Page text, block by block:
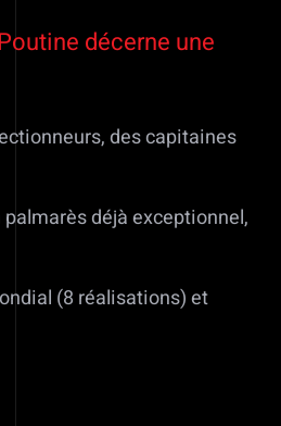
décerne une
des capitaines
déjà exceptionnel,
(8 réalisations) et